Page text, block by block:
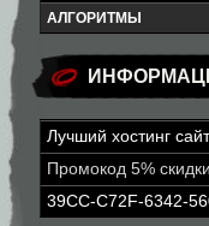
АЛГОРИТМЫ
Лучший хостинг
Промокод 5%
39CC-C72F-6342-